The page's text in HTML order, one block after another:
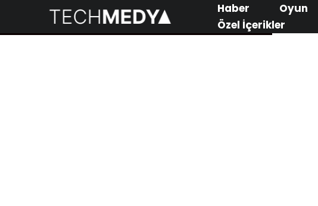
Haber Oyun
Özel İçerikler